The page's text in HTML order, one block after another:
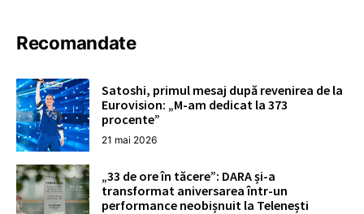
Recomandate
Satoshi, primul mesaj după revenirea de la
Eurovision: „M-am dedicat la 373
procente”
21 mai 2026
„33 de ore în tăcere”: DARA și-a
transformat aniversarea într-un
performance neobișnuit la Telenești